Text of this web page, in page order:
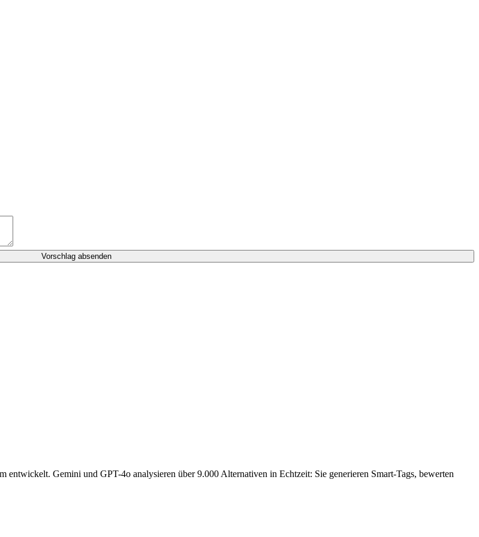
Vorschlag absenden
Gemini und GPT-4o analysieren über 9.000 Alternativen in Echtzeit: Sie generieren Smart-Tags, bewerten